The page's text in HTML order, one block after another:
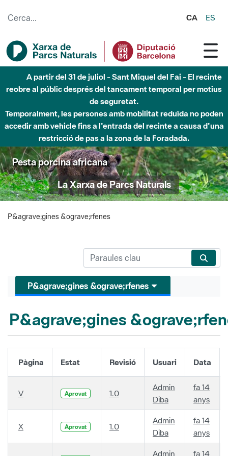
CA ES
A partir del 31 de juliol - Sant Miquel del Fai - El recinte
reobre al públic després del tancament temporal per motius
de seguretat.
Temporalment, les persones amb mobilitat reduïda no poden
accedir amb vehicle fins a l'entrada del recinte a causa d'una
restricció de pas a la zona de la Foradada.
Pesta porcina africana
La Xarxa de Parcs Naturals
P&agrave;gines &ograve;rfenes
P&agrave;gines &ograve;rfenes
P&agrave;gines
Pàgina Estat Revisió Usuari Data
V Aprovat 1.0
Admin
Diba
fa 14
anys
X Aprovat 1.0
Admin
Diba
fa 14
anys
Admin
fa 14